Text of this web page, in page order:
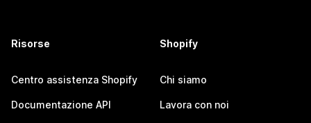
Risorse
Centro assistenza Shopify
Documentazione API
Shopify
Chi siamo
Lavora con noi